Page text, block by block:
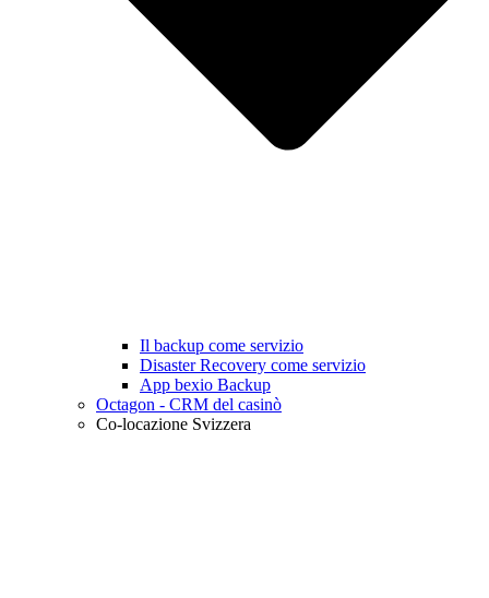
Il backup come servizio
Disaster Recovery come servizio
App bexio Backup
Octagon - CRM del casinò
Co-locazione Svizzera